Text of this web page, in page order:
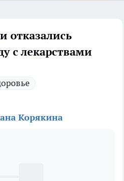
отказались
с лекарствами
Корякина